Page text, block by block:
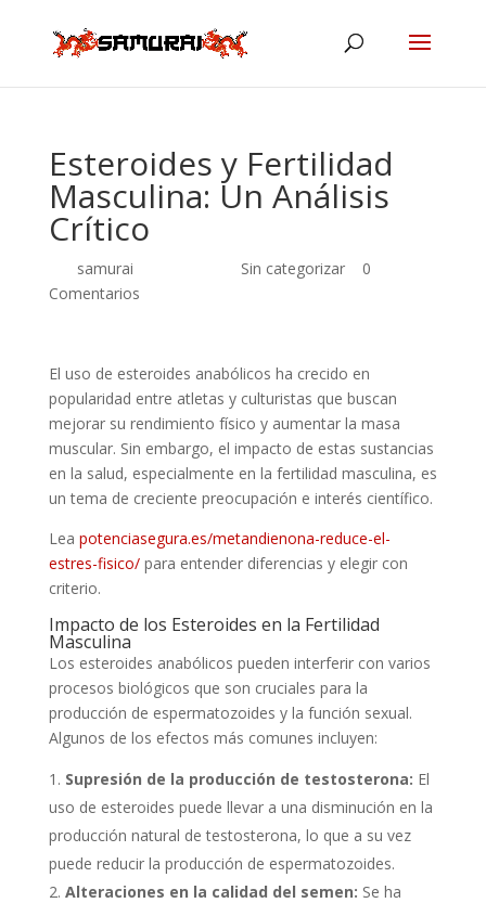
Esteroides y Fertilidad
Masculina: Un Análisis
Crítico
samurai Sin categorizar| 0
Comentarios
El uso de esteroides anabólicos ha crecido en
popularidad entre atletas y culturistas que buscan
mejorar su rendimiento físico y aumentar la masa
muscular. Sin embargo, el impacto de estas sustancias
en la salud, especialmente en la fertilidad masculina, es
un tema de creciente preocupación e interés científico.
Lea potenciasegura.es/metandienona-reduce-el-
estres-fisico/para entender diferencias y elegir con
criterio.
Impacto de los Esteroides en la Fertilidad
Masculina
Los esteroides anabólicos pueden interferir con varios
procesos biológicos que son cruciales para la
producción de espermatozoides y la función sexual.
Algunos de los efectos más comunes incluyen:
Supresión de la producción de testosterona: El
uso de esteroides puede llevar a una disminución en la
producción natural de testosterona, lo que a su vez
puede reducir la producción de espermatozoides.
Alteraciones en la calidad del semen: Se ha